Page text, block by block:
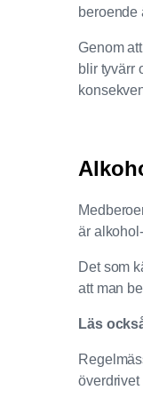
beroende
Genom
blir tyvärr
är
Det som
att man
Läs
överdrivet